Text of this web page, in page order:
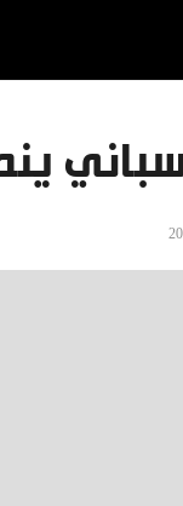
5.5% في